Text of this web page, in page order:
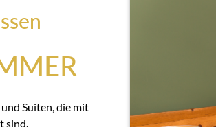
Suiten, die mit
sind.